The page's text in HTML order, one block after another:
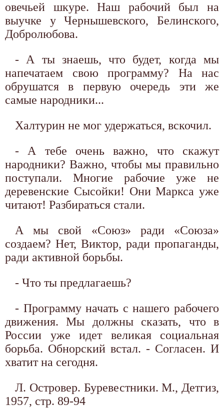
овечьей шкуре. Наш рабочий был на
выучке у Чернышевского, Белинского,
Добролюбова.
- А ты знаешь, что будет, когда мы
напечатаем свою программу? На нас
обрушатся в первую очередь эти же
самые народники...
Халтурин не мог удержаться, вскочил.
- А тебе очень важно, что скажут
народники? Важно, чтобы мы правильно
поступали. Многие рабочие уже не
деревенские Сысойки! Они Маркса уже
читают! Разбираться стали.
А мы свой «Союз» ради «Союза»
создаем? Нет, Виктор, ради пропаганды,
ради активной борьбы.
- Что ты предлагаешь?
- Программу начать с нашего рабочего
движения. Мы должны сказать, что в
России уже идет великая социальная
борьба. Обнорский встал. - Согласен. И
хватит на сегодня.
Л. Островер. Буревестники. М., Детгиз,
1957, стр. 89-94